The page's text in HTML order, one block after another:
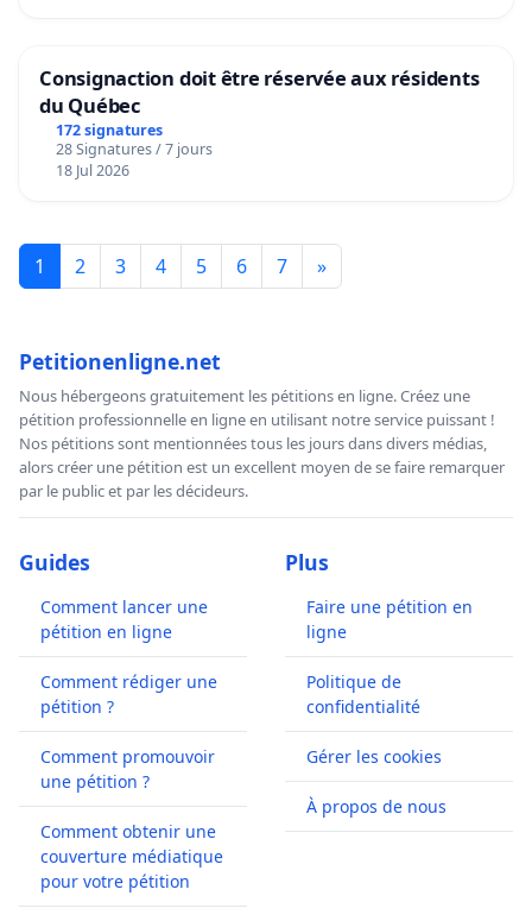
Consignaction doit être réservée aux résidents
du Québec
172 signatures
28 Signatures / 7 jours
18 Jul 2026
1 2 3 4 5 6 7 »
Petitionenligne.net
Nous hébergeons gratuitement les pétitions en ligne. Créez une
pétition professionnelle en ligne en utilisant notre service puissant !
Nos pétitions sont mentionnées tous les jours dans divers médias,
alors créer une pétition est un excellent moyen de se faire remarquer
par le public et par les décideurs.
Guides
Comment lancer une
pétition en ligne
Comment rédiger une
pétition ?
Comment promouvoir
une pétition ?
Comment obtenir une
couverture médiatique
pour votre pétition
Plus
Faire une pétition en
ligne
Politique de
confidentialité
Gérer les cookies
À propos de nous